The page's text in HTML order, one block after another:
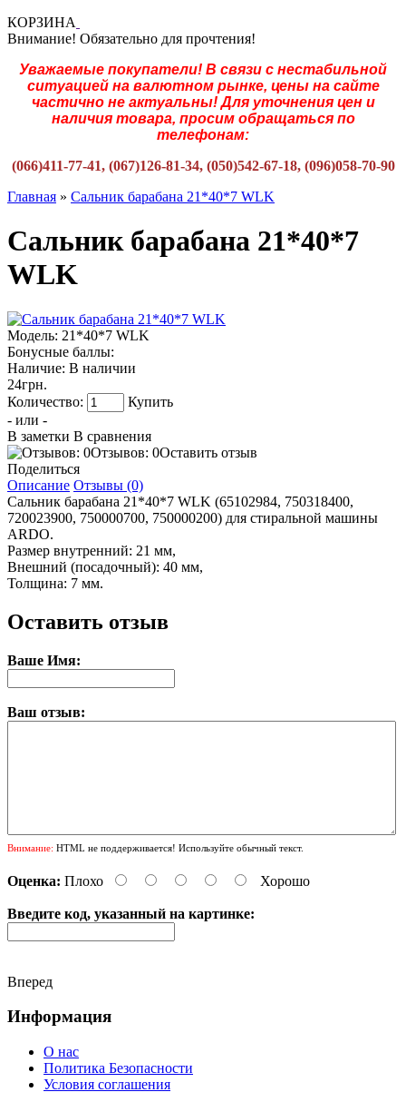
КОРЗИНА
Внимание! Обязательно для прочтения!
Уважаемые покупатели! В связи с нестабильной
ситуацией на валютном рынке, цены на сайте
частично не актуальны! Для уточнения цен и
наличия товара, просим обращаться по
телефонам:
(066)411-77-41, (067)126-81-34, (050)542-67-18, (096)058-70-90
Главная » Сальник барабана 21*40*7 WLK
Сальник барабана 21*40*7
WLK
Модель: 21*40*7 WLK
Бонусные баллы:
Наличие: В наличии
24грн.
Количество:
Купить
- или -
В заметки В сравнения
Отзывов: 0Оставить отзыв
Поделиться
Описание Отзывы (0)
Сальник барабана 21*40*7 WLK (65102984, 750318400,
720023900, 750000700, 750000200) для стиральной машины
ARDO.
Размер внутренний: 21 мм,
Внешний (посадочный): 40 мм,
Толщина: 7 мм.
Оставить отзыв
Ваше Имя:
Ваш отзыв:
Внимание: HTML не поддерживается! Используйте обычный текст.
Оценка: Плохо Хорошо
Введите код, указанный на картинке:
Вперед
Информация
О нас
Политика Безопасности
Условия соглашения